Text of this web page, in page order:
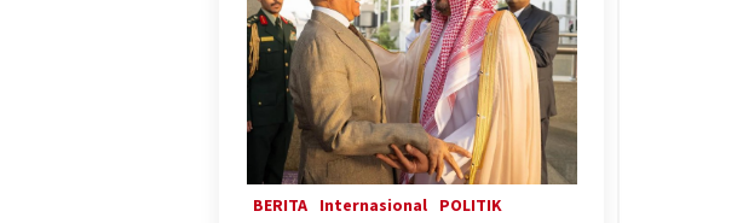
BERITA Internasional POLITIK